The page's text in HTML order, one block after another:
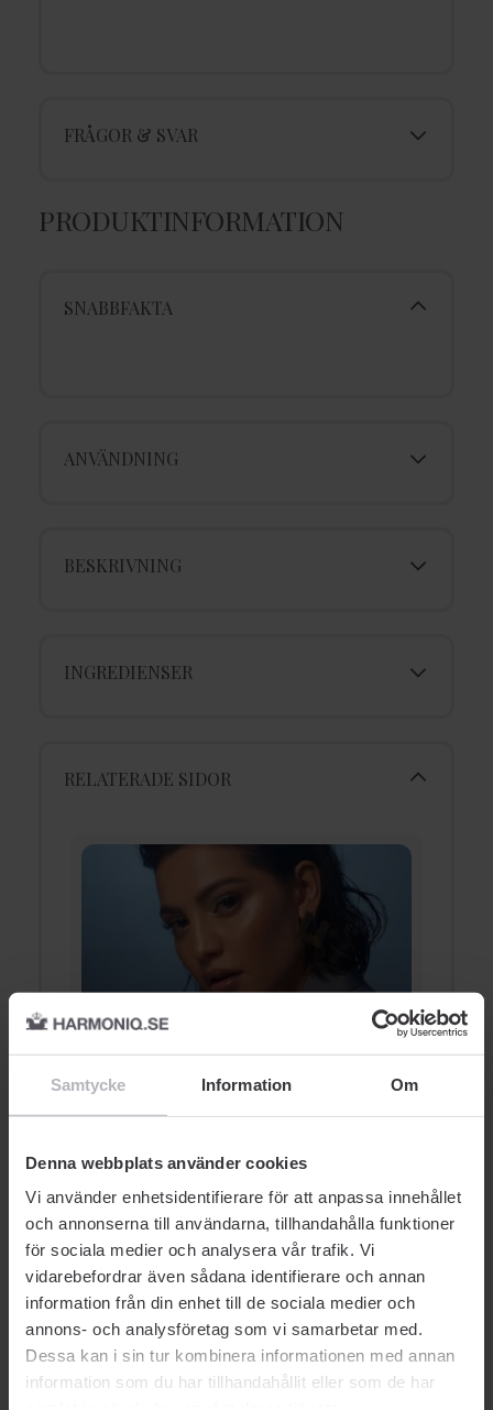
Samtycke Information Om
Denna webbplats använder cookies
Vi använder enhetsidentifierare för att anpassa innehållet
och annonserna till användarna, tillhandahålla funktioner
för sociala medier och analysera vår trafik. Vi
vidarebefordrar även sådana identifierare och annan
information från din enhet till de sociala medier och
annons- och analysföretag som vi samarbetar med.
Dessa kan i sin tur kombinera informationen med annan
information som du har tillhandahållit eller som de har
FRÅGOR & SVAR
PRODUKTINFORMATION
SNABBFAKTA
ANVÄNDNING
BESKRIVNING
INGREDIENSER
RELATERADE SIDOR
Contour & Highlight
HIGHLIGHTER
AUKTORISERAD ÅTERFÖRSÄLJARE